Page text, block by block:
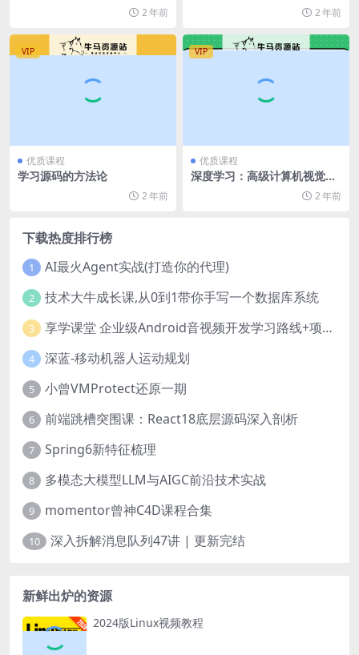
2 年前 2 年前
VIP
优质课程
学习源码的方法论
2 年前
VIP
优质课程
深度学习：高级计算机视觉教
2 年前
下载热度排行榜
1 AI最火Agent实战(打造你的代理)
2 技术大牛成长课,从0到1带你手写一个数据库系统
3 享学课堂 企业级Android音视频开发学习路线+项目实战（附源码）
4 深蓝-移动机器人运动规划
5 小曾VMProtect还原一期
6 前端跳槽突围课：React18底层源码深入剖析
7 Spring6新特征梳理
8 多模态大模型LLM与AIGC前沿技术实战
9 momentor曾神C4D课程合集
10 深入拆解消息队列47讲 | 更新完结
新鲜出炉的资源
2024版Linux视频教程